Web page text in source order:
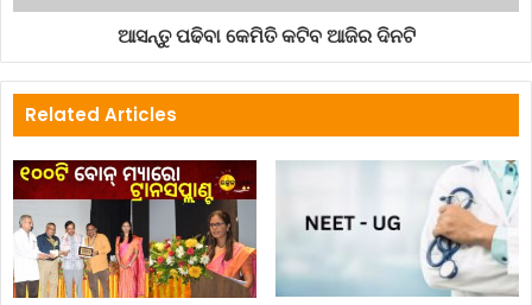
ଆସନ୍ତୁ ପଢିବା କେମିତି କଟିବ ଆଜିର ଦିନଟି
Related Articles